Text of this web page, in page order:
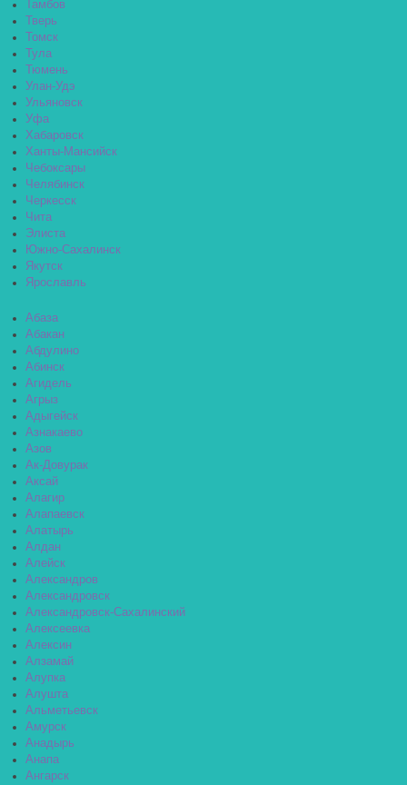
Тамбов
Тверь
Томск
Тула
Тюмень
Улан-Удэ
Ульяновск
Уфа
Хабаровск
Ханты-Мансийск
Чебоксары
Челябинск
Черкесск
Чита
Элиста
Южно-Сахалинск
Якутск
Ярославль
Абаза
Абакан
Абдулино
Абинск
Агидель
Агрыз
Адыгейск
Азнакаево
Азов
Ак-Довурак
Аксай
Алагир
Алапаевск
Алатырь
Алдан
Алейск
Александров
Александровск
Александровск-Сахалинский
Алексеевка
Алексин
Алзамай
Алупка
Алушта
Альметьевск
Амурск
Анадырь
Анапа
Ангарск